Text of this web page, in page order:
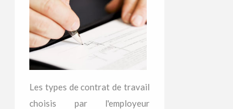
Les types de contrat de travail
choisis par l'employeur